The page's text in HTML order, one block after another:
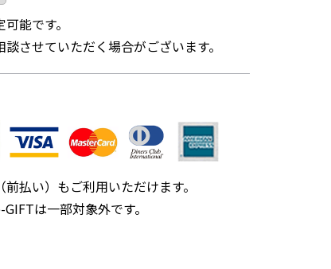
能です。
させていただく場合がございます。
払い）もご利用いただけます。
は一部対象外です。